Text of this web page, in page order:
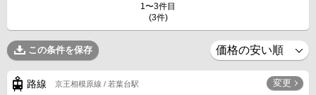
1〜3件目
(3件)
この条件を保存
路線 京王相模原線 / 若葉台駅 変更